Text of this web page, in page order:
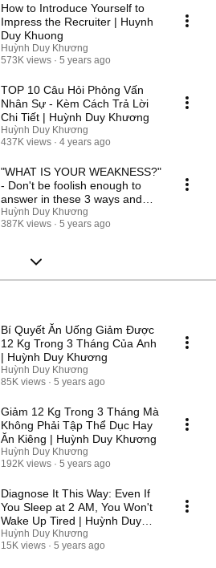
How to Introduce Yourself to
Impress the Recruiter | Huynh
Duy Khuong
Huỳnh Duy Khương
573K views
5 years ago
TOP 10 Câu Hỏi Phỏng Vấn
Nhân Sự - Kèm Cách Trả Lời
Chi Tiết | Huỳnh Duy Khương
Huỳnh Duy Khương
437K views
4 years ago
"WHAT IS YOUR WEAKNESS?"
- Don't be foolish enough to
answer in these 3 ways and
FAIL YOUR INTERV...
Huỳnh Duy Khương
387K views
5 years ago
Bí Quyết Ăn Uống Giảm Được
12 Kg Trong 3 Tháng Của Anh
| Huỳnh Duy Khương
Huỳnh Duy Khương
85K views
5 years ago
Giảm 12 Kg Trong 3 Tháng Mà
Không Phải Tập Thể Dục Hay
Ăn Kiêng | Huỳnh Duy Khương
Huỳnh Duy Khương
192K views
5 years ago
Diagnose It This Way: Even If
You Sleep at 2 AM, You Won't
Wake Up Tired | Huỳnh Duy
Khương
Huỳnh Duy Khương
15K views
5 years ago